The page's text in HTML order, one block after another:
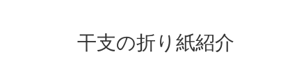
干支の折り紙紹介